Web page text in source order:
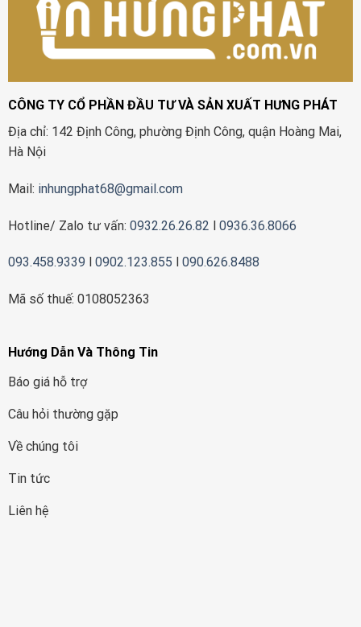
CÔNG TY CỔ PHẦN ĐẦU TƯ VÀ SẢN XUẤT HƯNG PHÁT
Địa chỉ: 142 Định Công, phường Định Công, quận Hoàng Mai,
Hà Nội
Mail: inhungphat68@gmail.com
Hotline/ Zalo tư vấn: 0932.26.26.82 l 0936.36.8066
093.458.9339 0902.123.855 090.626.8488
Mã số thuế: 0108052363
Hướng Dẫn Và Thông Tin
Báo giá hỗ trợ
Câu hỏi thường gặp
Về chúng tôi
Tin tức
Liên hệ